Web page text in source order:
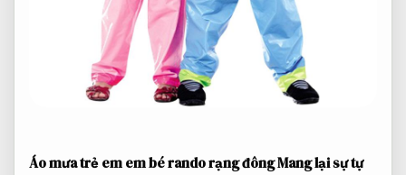
Áo mưa trẻ em em bé rando rạng đôngMang lại sự tự